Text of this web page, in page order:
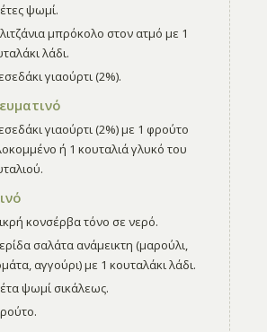
ψωμί.
μπρόκολο στον ατμό με 1
λάδι.
γιαούρτι (2%).
γιαούρτι (2%) με 1 φρούτο
ή 1 κουταλιά γλυκό του
κονσέρβα τόνο σε νερό.
σαλάτα ανάμεικτη (μαρούλι,
αγγούρι) με 1 κουταλάκι λάδι.
ψωμί σικάλεως.